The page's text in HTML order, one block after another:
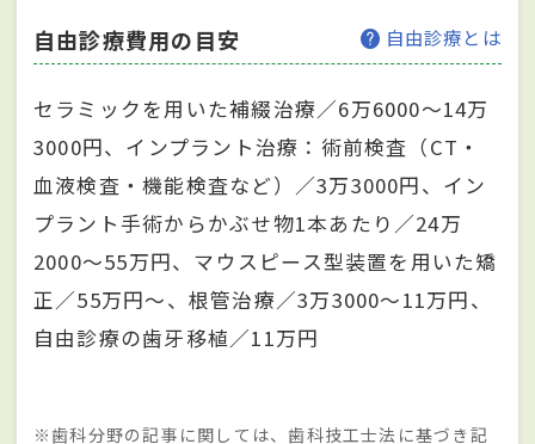
自由診療費用の目安 自由診療とは
セラミックを用いた補綴治療／6万6000～14万
3000円、インプラント治療：術前検査（CT・
血液検査・機能検査など）／3万3000円、イン
プラント手術からかぶせ物1本あたり／24万
2000～55万円、マウスピース型装置を用いた矯
正／55万円～、根管治療／3万3000～11万円、
自由診療の歯牙移植／11万円
※歯科分野の記事に関しては、歯科技工士法に基づき記